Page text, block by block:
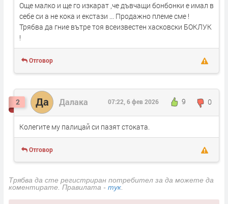
Още малко и ще го изкарат ,че дъвчащи бонбонки е имал в
себе си а не кока и екстази ... Продажно племе сме !
Трябва да гние вътре тоя всеизвестен хасковски БОКЛУК
!
Отговор
2 Да Далака 9 0
07:22, 6 фев 2026
Колегите му палицай си пазят стоката.
Отговор
Трябва да сте регистриран потребител за да можете да
коментирате. Правилата - тук